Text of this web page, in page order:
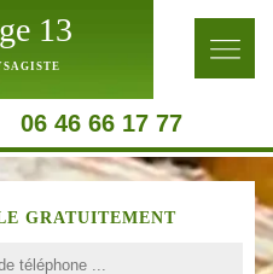
13
06 46 66 17 77
GRATUITEMENT